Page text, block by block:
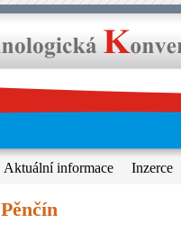
Aktuální informace
Inzerce
Pěnčín